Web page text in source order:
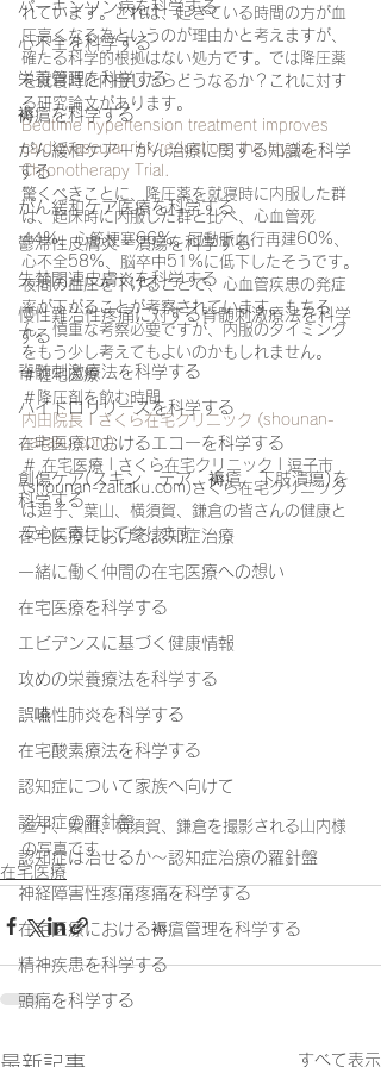
パーキンソン病を科学する
心不全を科学する
栄養管理を科学する
褥瘡を科学する
がん緩和ケア＋がん治療に関する知識を科学
する
がん緩和ケア医療を科学する
鬱滞性皮膚炎・潰瘍を科学する
失禁関連皮膚炎を科学する
慢性難治性疼痛に対する脊髄刺激療法を科学
する
脊髄刺激療法を科学する
ハイドロリリースを科学する
在宅医療におけるエコーを科学する
創傷ケア(スキン テア、褥瘡、下肢潰瘍)を
科学する
在宅医療における認知症治療
一緒に働く仲間の在宅医療への想い
在宅医療を科学する
エビデンスに基づく健康情報
攻めの栄養療法を科学する
誤嚥性肺炎を科学する
在宅酸素療法を科学する
認知症について家族へ向けて
認知症の羅針盤
認知症は治せるか～認知症治療の羅針盤
神経障害性疼痛疼痛を科学する
在宅医療における褥瘡管理を科学する
精神疾患を科学する
頭痛を科学する
れています。これは、起きている時間の方が血
圧高くなる為というのが理由かと考えますが、
確たる科学的根拠はない処方です。では降圧薬
を就寝時に内服したらどうなるか？これに対す
る研究論文があります。
Bedtime hypertension treatment improves
cardiovascular risk reduction: the Hygia
Chronotherapy Trial.
驚くべきことに、降圧薬を就寝時に内服した群
は、起床時に内服した群と比べ、心血管死
44%、心筋梗塞66%、冠動脈血行再建60%、
心不全58%、脳卒中51%に低下したそうです。
夜間の血圧を下げることで、心血管疾患の発症
率が下がることが考察されています。もちろ
ん、慎重な考察必要ですが、内服のタイミング
をもう少し考えてもよいのかもしれません。
＃在宅医療
＃降圧剤を飲む時間
内田院長 | さくら在宅クリニック (shounan-
zaitaku.com)
＃ 在宅医療 | さくら在宅クリニック | 逗子市
(shounan-zaitaku.com)さくら在宅クリニック
は逗子、葉山、横須賀、鎌倉の皆さんの健康と
安心に寄与して参ります
逗子、葉山、横須賀、鎌倉を撮影される山内様
の写真です
在宅医療
すべて表示